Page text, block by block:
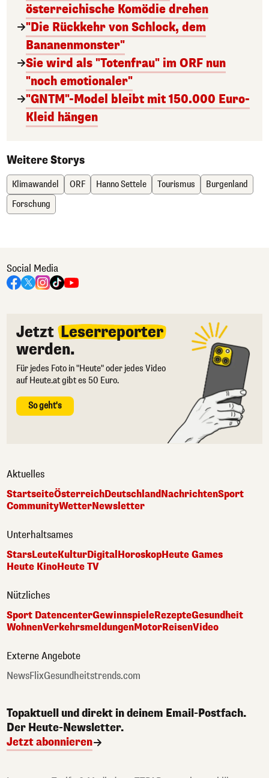
österreichische Komödie drehen
"Die Rückkehr von Schlock, dem
Bananenmonster"
Sie wird als "Totenfrau" im ORF nun
"noch emotionaler"
"GNTM"-Model bleibt mit 150.000 Euro-
Kleid hängen
Weitere Storys
Klimawandel ORF Hanno Settele Tourismus
Burgenland
Forschung
Social Media
Jetzt Leserreporter
werden.
Für jedes Foto in "Heute" oder jedes Video
auf Heute.at gibt es 50 Euro.
So geht's
Aktuelles
StartseiteÖsterreichDeutschlandNachrichtenSport
CommunityWetterNewsletter
Unterhaltsames
StarsLeuteKulturDigitalHoroskopHeute Games
Heute KinoHeute TV
Nützliches
Sport DatencenterGewinnspieleRezepteGesundheit
WohnenVerkehrsmeldungenMotorReisenVideo
Externe Angebote
NewsFlixGesundheitstrends.com
Topaktuell und direkt in deinem Email-Postfach.
Der Heute-Newsletter.
Jetzt abonnieren